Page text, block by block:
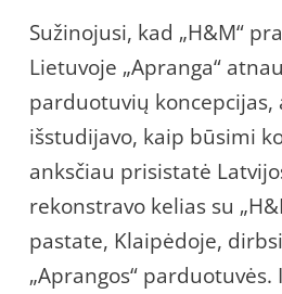
Sužinojusi, kad „H&M“
Lietuvoje „Apranga“
parduotuvių koncepcijas,
išstudijavo, kaip būsimi
anksčiau prisistatė
rekonstravo kelias su
pastate, Klaipėdoje,
„Aprangos“ parduotuvės.